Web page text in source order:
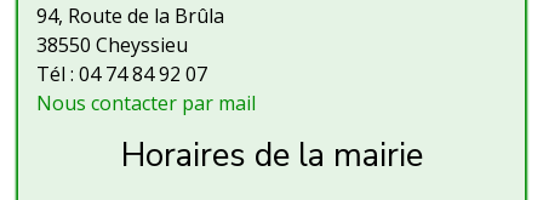
94, Route de la Brûla
38550 Cheyssieu
Tél : 04 74 84 92 07
Nous contacter par mail
Horaires de la mairie